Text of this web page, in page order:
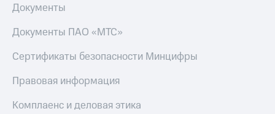
Документы
Документы ПАО «МТС»
Сертификаты безопасности Минцифры
Правовая информация
Комплаенс и деловая этика